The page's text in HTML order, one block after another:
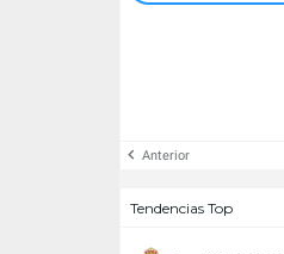
Anterior
Tendencias Top